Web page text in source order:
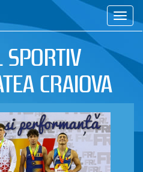
CS
SPORTIV
CRAIOVA